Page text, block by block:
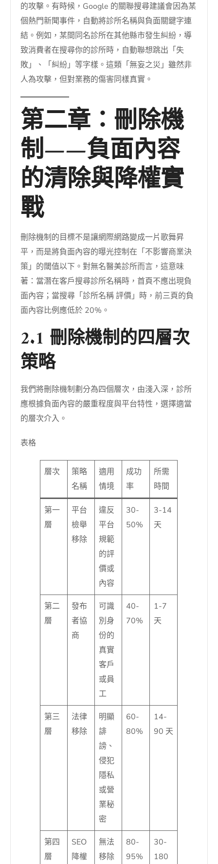
的攻擊。有時候，Google 的關聯搜尋建議會因為某
個熱門新聞事件，自動將診所名稱與負面關鍵字連
結。例如，某間同名診所在其他縣市發生糾紛，導
致消費者在搜尋你的診所時，自動聯想跳出「失
敗」、「糾紛」等字樣。這類「無妄之災」雖然非
人為攻擊，但對業務的傷害同樣真實。
第二章：刪除機
制——負面內容
的清除與降權實
戰
刪除機制的目標不是讓網際網路變成一片歌舞昇
平，而是將負面內容的曝光控制在「不影響商業決
策」的閾值以下。對無名醫美診所而言，這意味
著：當潛在客戶搜尋診所名稱時，首頁不應出現負
面內容；當搜尋「診所名稱 評價」時，前三頁的負
面內容比例應低於 20%。
2.1 刪除機制的四層次
策略
我們將刪除機制劃分為四個層次，由淺入深，診所
應根據負面內容的嚴重程度與平台特性，選擇適當
的層次介入。
表格
層次
策略
名稱
適用
情境
成功
率
所需
時間
第一
層
平台
檢舉
移除
違反
平台
規範
的評
價或
內容
30-
50%
3-14
天
第二
層
發布
者協
商
可識
別身
份的
真實
客戶
或員
工
40-
70%
1-7
天
第三
層
法律
移除
明顯
誹
謗、
侵犯
隱私
或營
業秘
密
60-
80%
14-
90 天
第四
層
SEO
降權
無法
移除
80-
95%
30-
180